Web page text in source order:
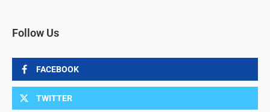
Follow Us
FACEBOOK
TWITTER